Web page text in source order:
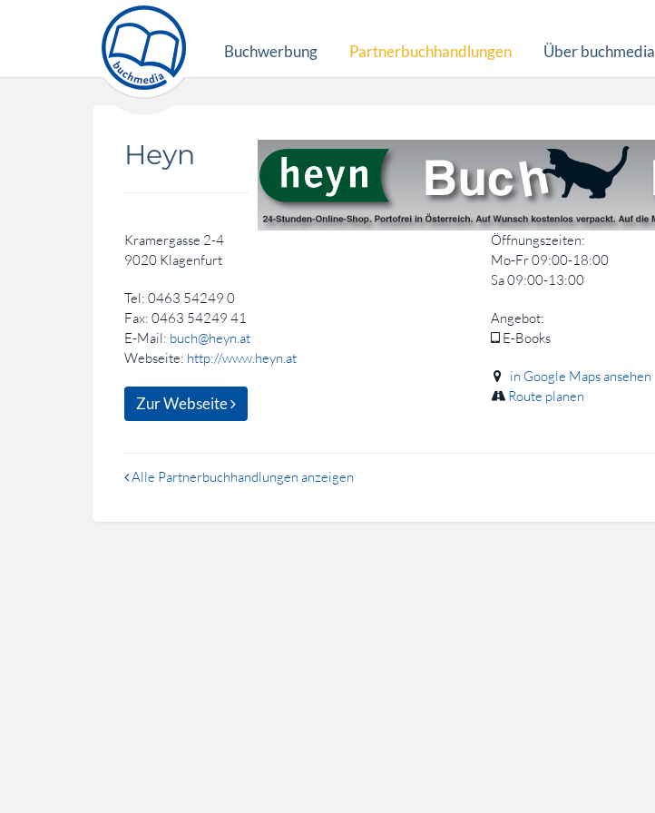
Buchwerbung Partnerbuchhandlungen Über buchmedia
Heyn
Kramergasse 2-4
9020 Klagenfurt
Tel: 0463 54249 0
Fax: 0463 54249 41
E-Mail: buch@heyn.at
Webseite: http://www.heyn.at
Zur Webseite
Öffnungszeiten:
Mo-Fr 09:00-18:00
Sa 09:00-13:00
Angebot:
E-Books
in Google Maps ansehen
Route planen
Alle Partnerbuchhandlungen anzeigen